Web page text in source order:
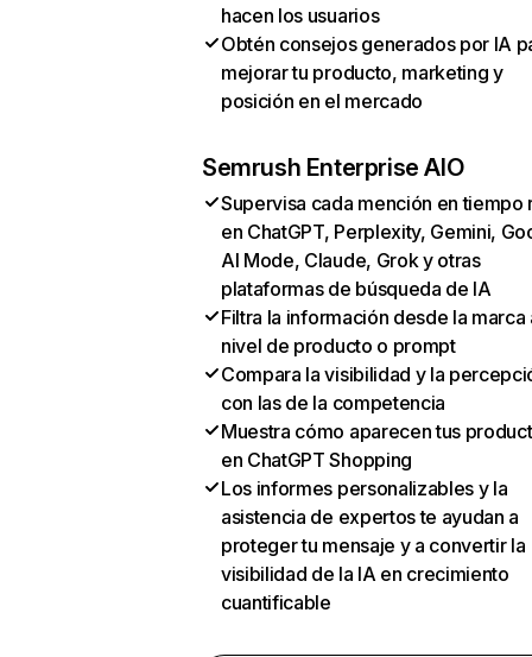
hacen los usuarios
Obtén consejos generados por IA
mejorar tu producto, marketing y
posición en el mercado
Semrush Enterprise AIO
Supervisa cada mención en tiempo
en ChatGPT, Perplexity, Gemini,
AI Mode, Claude, Grok y otras
plataformas de búsqueda de IA
Filtra la información desde la marca
nivel de producto o prompt
Compara la visibilidad y la
con las de la competencia
Muestra cómo aparecen tus
en ChatGPT Shopping
Los informes personalizables y la
asistencia de expertos te ayudan a
proteger tu mensaje y a convertir la
visibilidad de la IA en crecimiento
cuantificable